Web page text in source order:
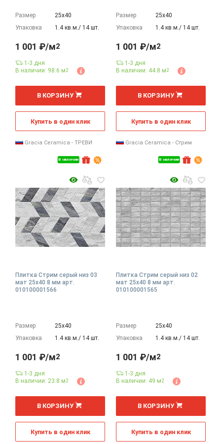
Размер
25х40
Упаковка
1.4 кв.м./ 14 шт.
В наличии
1 001 ₽/м2
1-3 дня
В наличии: 98.6 м2
м
В КОРЗИНУ
Купить в один клик
Gracia Ceramica - ТРЕВИ
Размер
25х40
Упаковка
1.4 кв.м./ 14 шт.
В наличии
1 001 ₽/м2
1-3 дня
В наличии: 44.8 м2
м
В КОРЗИНУ
Купить в один клик
Gracia Ceramica - Стрим
Плитка Стрим серый низ 03
мат 25x40 8 мм арт.
010100001566
Размер
25х40
Упаковка
1.4 кв.м./ 14 шт.
1 001 ₽/м2
1-3 дня
В наличии: 23.8 м2
м
В КОРЗИНУ
Купить в один клик
Плитка Стрим серый низ 02
мат 25x40 8 мм арт.
010100001565
Размер
25х40
Упаковка
1.4 кв.м./ 14 шт.
1 001 ₽/м2
1-3 дня
В наличии: 49 м2
м
В КОРЗИНУ
Купить в один клик